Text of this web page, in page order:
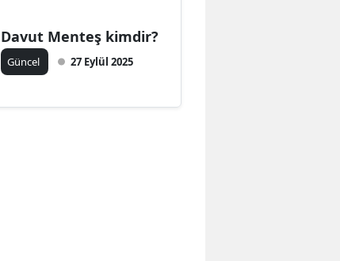
Davut Menteş kimdir?
Güncel 27 Eylül 2025